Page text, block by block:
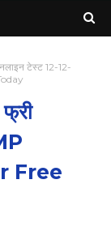
टेस्ट 12-12-
Free